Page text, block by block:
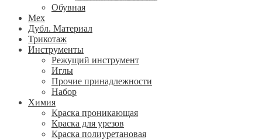
Обувная
Мех
Дубл. Материал
Трикотаж
Инструменты
Режущий инструмент
Иглы
Прочие принадлежности
Набор
Химия
Краска проникающая
Краска для урезов
Краска полиуретановая